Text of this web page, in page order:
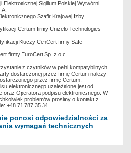
Elektronicznej Sigillum Polskiej Wytwórni
Szafir Krajowej Izby
Certum firmy Unizeto Technologies
Kluczy CenCert firmy Safe
firmy EuroCert Sp. z o.o.
z czytników w pełni kompatybilnych
dostarczonej przez firmę Certum należy
przez firmę Certum.
elektronicznego uzależnione jest od
oraz Operatora podpisu elektronicznego. W
problemów prosimy o kontakt z
+48 71 787 35 34.
ponosi odpowiedzialności za
wymagań technicznych